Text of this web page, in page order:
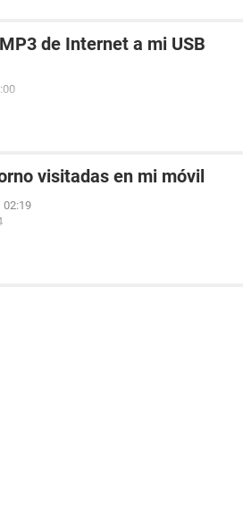
de Internet a mi USB
visitadas en mi móvil
02:19